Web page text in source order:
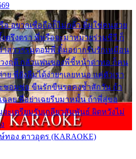
อ อยากเชื่อถือก็ไม่กล้า ติ๋มใช่คนสวย
ตรึงตรา พี่หรือจะมาหมายร่วมชีวี ก็
าสาวๆรุมตอมพี่ ติ๋มอยากรับรักเหมือน
งฤดี กลัวแฟนของพี่ชี้หน้าด่าทอ ก็คน
ย พี่ยังลืมได้ง่ายๆเลยหนอ แค่ตัวเรา
ซอมซ่อ ขืนรักขืนรอคงช้ำสักวัน ถ้า
ฉลย พี่อย่าเฉยรีบมาหมั้น ถ้าพี่สู่ขอ
ะเตรียมรับเกลียวสัมพันธ์ ผิดหวังไม่
ทอง ดาวอุดร (KARAOKE)